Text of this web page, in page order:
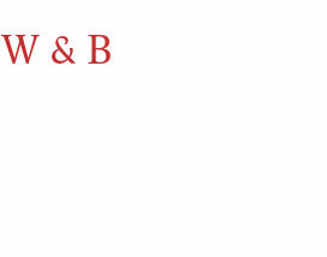
W & B